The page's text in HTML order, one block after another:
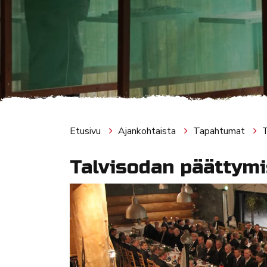
Etusivu Ajankohtaista Tapahtumat
Talvisodan